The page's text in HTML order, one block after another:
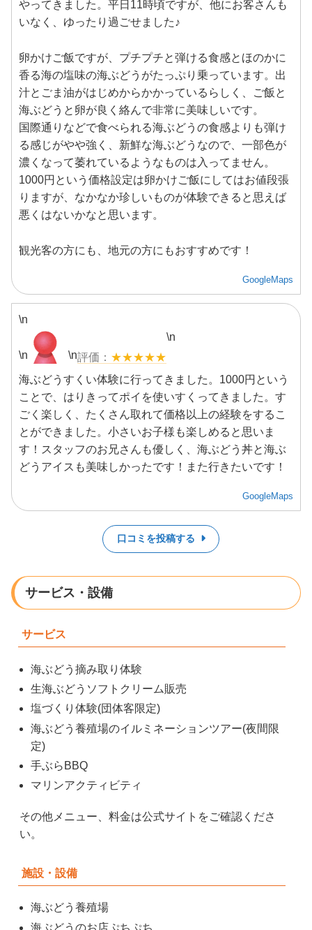
やってきました。平日11時頃ですが、他にお客さんも
いなく、ゆったり過ごせました♪
卵かけご飯ですが、プチプチと弾ける食感とほのかに
香る海の塩味の海ぶどうがたっぷり乗っています。出
汁とごま油がはじめからかかっているらしく、ご飯と
海ぶどうと卵が良く絡んで非常に美味しいです。
国際通りなどで食べられる海ぶどうの食感よりも弾け
る感じがやや強く、新鮮な海ぶどうなので、一部色が
濃くなって萎れているようなものは入ってません。
1000円という価格設定は卵かけご飯にしてはお値段張
りますが、なかなか珍しいものが体験できると思えば
悪くはないかなと思います。
観光客の方にも、地元の方にもおすすめです！
GoogleMaps
\n
\n \n ★★★★★
\n
海ぶどうすくい体験に行ってきました。1000円という
ことで、はりきってポイを使いすくってきました。す
ごく楽しく、たくさん取れて価格以上の経験をするこ
とができました。小さいお子様も楽しめると思いま
す！スタッフのお兄さんも優しく、海ぶどう丼と海ぶ
どうアイスも美味しかったです！また行きたいです！
GoogleMaps
口コミを投稿する
サービス・設備
サービス
海ぶどう摘み取り体験
生海ぶどうソフトクリーム販売
塩づくり体験(団体客限定)
海ぶどう養殖場のイルミネーションツアー(夜間限
定)
手ぶらBBQ
マリンアクティビティ
その他メニュー、料金は公式サイトをご確認くださ
い。
施設・設備
海ぶどう養殖場
海ぶどうのお店ぷちぷち